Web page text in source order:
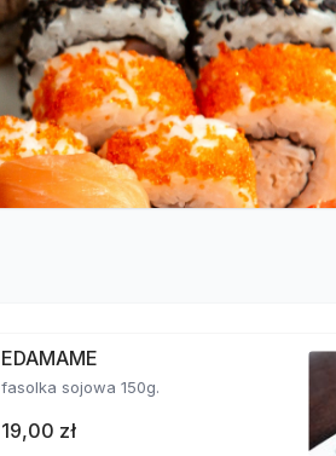
EDAMAME
fasolka sojowa 150g.
19,00 zł